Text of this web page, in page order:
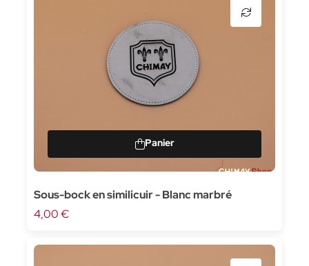
Sous-bock en similicuir - Blanc marbré
4,00 €